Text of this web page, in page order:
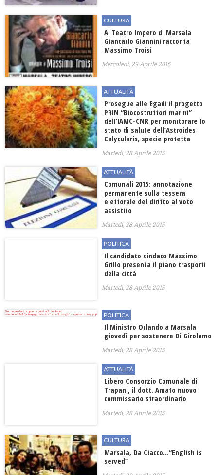
CULTURA
Al Teatro Impero di Marsala
Giancarlo Giannini racconta
Massimo Troisi
Mercoledì, 29 Aprile 2015
ATTUALITÀ
Prosegue alle Egadi il progetto
PRIN “Biocostruttori marini”
dell’IAMC-CNR per monitorare lo
stato di salute dell’Astroides
Calycularis, specie protetta
Martedì, 28 Aprile 2015
ATTUALITÀ
Comunali 2015: annotazione
permanente sulla tessera
elettorale del diritto al voto
assistito
Martedì, 28 Aprile 2015
POLITICA
Il candidato sindaco Massimo
Grillo presenta il piano trasporti
della città
Martedì, 28 Aprile 2015
POLITICA
Il Ministro Orlando a Marsala
giovedì per sostenere Di Girolamo
Martedì, 28 Aprile 2015
ATTUALITÀ
Libero Consorzio Comunale di
Trapani, il dott. Amato nuovo
commissario straordinario
Martedì, 28 Aprile 2015
CULTURA
Marsala, Da Ciacco…“English is
served”